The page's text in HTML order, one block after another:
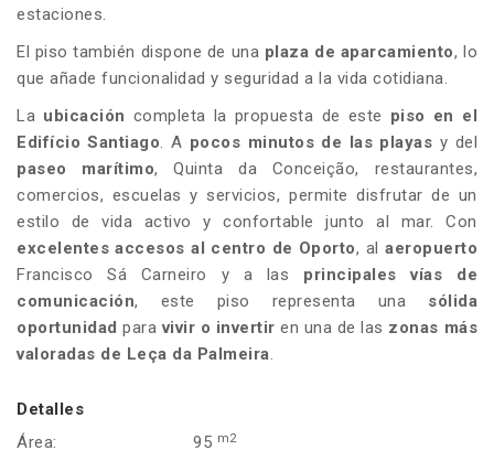
estaciones.
El piso también dispone de una plaza de aparcamiento, lo
que añade funcionalidad y seguridad a la vida cotidiana.
La ubicación completa la propuesta de este piso en el
Edifício Santiago. A pocos minutos de las playas y del
paseo marítimo, Quinta da Conceição, restaurantes,
comercios, escuelas y servicios, permite disfrutar de un
estilo de vida activo y confortable junto al mar. Con
excelentes accesos al centro de Oporto, alaeropuerto
Francisco Sá Carneiro y a las principales vías de
comunicación, este piso representa una sólida
oportunidadparavivir o invertir en una de las zonas más
valoradas de Leça da Palmeira.
Detalles
Área:
95 m2